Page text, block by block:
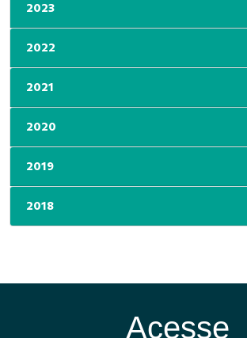
2023
2022
2021
2020
2019
2018
Acesse